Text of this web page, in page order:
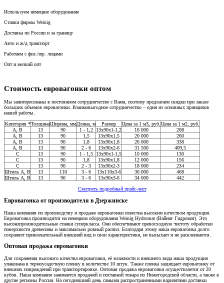
Используем немецкое оборудование
Станки фирмы Weinig
Доставка по России и за границу
Авто и ж/д транспорт
Работаем с физ./юр. лицами
Опт и мелкий опт
Стоимость евровагонки оптом
Мы заинтересованы в постоянном сотрудничестве с Вами, поэтому предлагаем скидки при заказе
больших объемов евровагонки. Взаимовыгодное сотрудничество – один из основных принципов
нашей работы.
Категория *ТолщинаШирина, ммДлина, м Размер Цена за 1 м3, руб. Цена за 1 м2, руб.
A, В
13 90 1 - 1,2 13x90x1-1,2 16 000
208
A, В
13 90 1,5 13x90x1,5 20 000
260
A, В
13 90 1,8 13x90x1,8 26 000
338
A, В
13 90 2 - 6 13x90x2-6 31 500
409,5
C
13 90 1 - 1,5 13x90x1-1,5 10 000
130
С
13 90 1,8 13x90x1,8 12 000
156
C
13 90 2 - 3 13x90x2-3 18 000
234
Штиль А, В
13 110 3 - 6 13x110x3-6 36 000
468
Штиль А, В
13 90 3 - 6 13x90x3-6 34 000
442
Смотреть подробный прайс-лист
Евровагонка от производителя в Дзержинске
Наша компания по производству и продаже евровагонки известна высоким качеством продукции.
Евровагонка производится на немецком оборудовании Weinig Hydromat (Вайниг Гидромат). Это
высокопроизводительные станки суперкласса. Они обеспечивают превосходную чистоту обработки
поверхности древесины и максимально ровный распил. Благодаря этому наша евровагонка долго
сохраняет привлекательный внешний вид и свои характеристики, не высыхает и не расклеивается.
Оптовая продажа евровагонки
Для сохранения высокого качества евровагонки, её влажности и внешнего вида наша продукция
упакована в термоусадочную пленку в количестве 10 штук. Также пленка защищает евровагонку от
внешних повреждений при транспортировке. Оптовая продажа евровагонки осуществляется от 20
кубов. Наша компания занимается продажей и поставкой товара по Нижегородской области, а также в
другие регионы России. На сегодняшний день самыми распространенными вариантами доставки